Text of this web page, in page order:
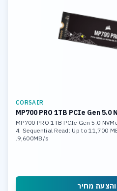
CORSAIR
MP700 PRO 1TB PCIe Gen 5.0
MP700 PRO 1TB PCIe Gen 5.0
4. Sequential Read: Up to 11,700
9,600MB/s.
מחיר